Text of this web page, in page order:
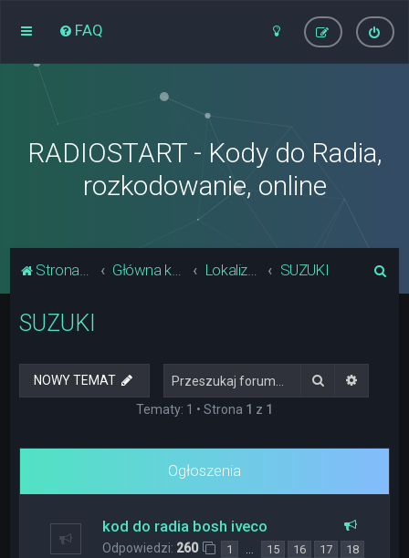
FAQ
RADIOSTART - Kody do Radia,
rozkodowanie, online
Strona główna Główna kategoria forum Lokalizacja Układów Pamięci Radia SUZUKI
SUZUKI
NOWY TEMAT Szukaj
Tematy: 1 • Strona 1 z 1
Ogłoszenia
kod do radia bosh iveco
Odpowiedzi: 260 1 … 15 16 17 18